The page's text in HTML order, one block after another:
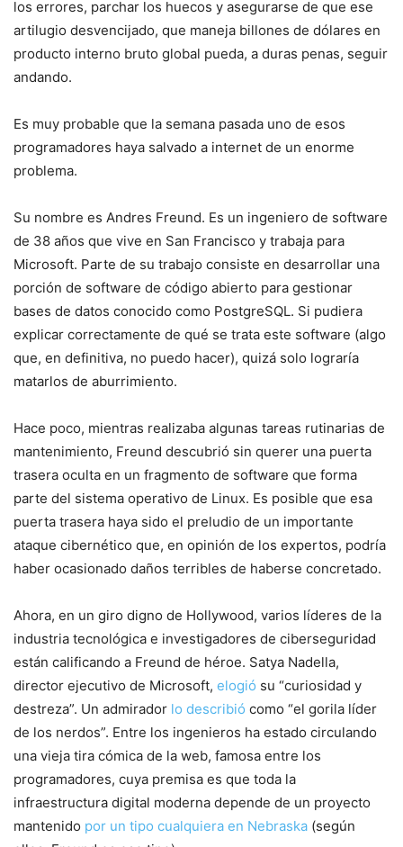
los errores, parchar los huecos y asegurarse de que ese
artilugio desvencijado, que maneja billones de dólares en
producto interno bruto global pueda, a duras penas, seguir
andando.
Es muy probable que la semana pasada uno de esos
programadores haya salvado a internet de un enorme
problema.
Su nombre es Andres Freund. Es un ingeniero de software
de 38 años que vive en San Francisco y trabaja para
Microsoft. Parte de su trabajo consiste en desarrollar una
porción de software de código abierto para gestionar
bases de datos conocido como PostgreSQL. Si pudiera
explicar correctamente de qué se trata este software (algo
que, en definitiva, no puedo hacer), quizá solo lograría
matarlos de aburrimiento.
Hace poco, mientras realizaba algunas tareas rutinarias de
mantenimiento, Freund descubrió sin querer una puerta
trasera oculta en un fragmento de software que forma
parte del sistema operativo de Linux. Es posible que esa
puerta trasera haya sido el preludio de un importante
ataque cibernético que, en opinión de los expertos, podría
haber ocasionado daños terribles de haberse concretado.
Ahora, en un giro digno de Hollywood, varios líderes de la
industria tecnológica e investigadores de ciberseguridad
están calificando a Freund de héroe. Satya Nadella,
director ejecutivo de Microsoft, elogió su “curiosidad y
destreza”. Un admirador lo describió como “el gorila líder
de los nerdos”. Entre los ingenieros ha estado circulando
una vieja tira cómica de la web, famosa entre los
programadores, cuya premisa es que toda la
infraestructura digital moderna depende de un proyecto
mantenido por un tipo cualquiera en Nebraska (según